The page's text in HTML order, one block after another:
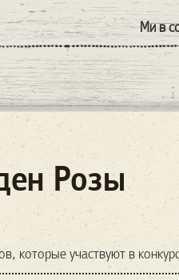
Ми в
Розы
которые участвуют в